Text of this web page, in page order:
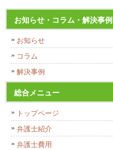
お知らせ・コラム・解決事例
お知らせ
コラム
解決事例
総合メニュー
トップページ
弁護士紹介
弁護士費用